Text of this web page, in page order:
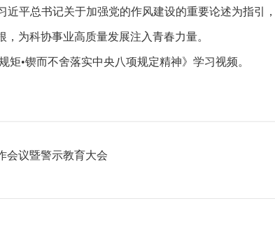
平总书记关于加强党的作风建设的重要论述为指引
为科协事业高质量发展注入青春力量。
•锲而不舍落实中央八项规定精神》学习视频。
会议暨警示教育大会